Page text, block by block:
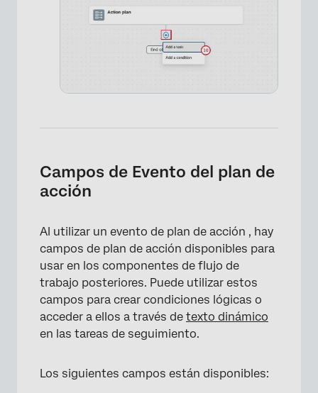
Campos de Evento del plan de
acción
Al utilizar un evento de plan de acción , hay
campos de plan de acción disponibles para
usar en los componentes de flujo de
trabajo posteriores. Puede utilizar estos
campos para crear condiciones lógicas o
acceder a ellos a través de texto dinámico
en las tareas de seguimiento.
Los siguientes campos están disponibles: